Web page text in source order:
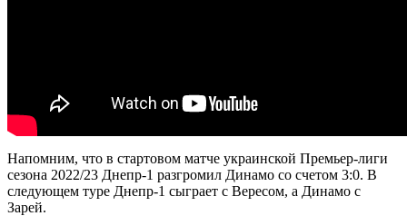
Напомним, что в стартовом матче украинской Премьер-лиги
сезона 2022/23 Днепр-1 разгромил Динамо со счетом 3:0. В
следующем туре Днепр-1 сыграет с Вересом, а Динамо с
Зарей.